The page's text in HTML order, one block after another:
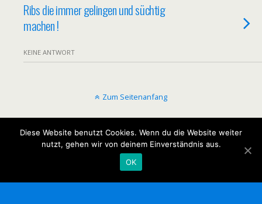
Ribs die immer gelingen und süchtig
machen !
KEINE ANTWORT
Zum Seitenanfang
Diese Website benutzt Cookies. Wenn du die Website weiter
nutzt, gehen wir von deinem Einverständnis aus.
OK